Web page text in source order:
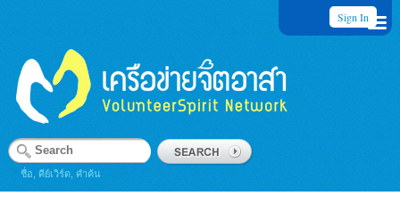
Sign In
ชื่อ, คีย์เวิร์ด, คำค้น